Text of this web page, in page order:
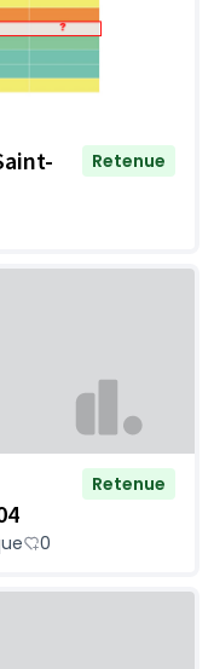
Retenue
Retenue
0